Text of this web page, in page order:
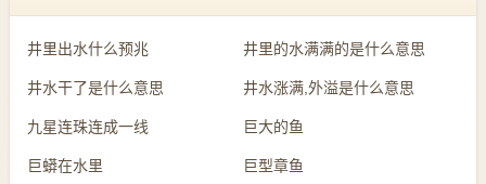
井里出水什么预兆 井里的水满满的是什么意思
井水干了是什么意思 井水涨满,外溢是什么意思
九星连珠连成一线 巨大的鱼
巨蟒在水里 巨型章鱼